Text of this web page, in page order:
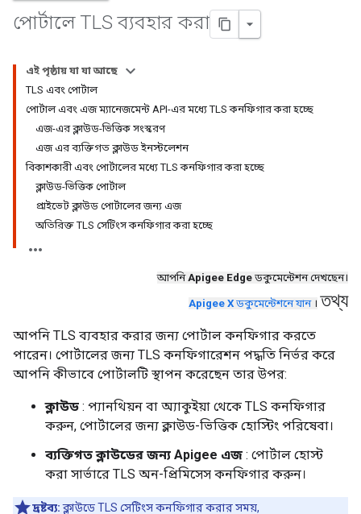
পোর্টালে TLS ব্যবহার করা
এই পৃষ্ঠায় যা যা আছে
TLS এবং পোর্টাল
পোর্টাল এবং এজ ম্যানেজমেন্ট API-এর মধ্যে TLS কনফিগার করা হচ্ছে
এজ-এর ক্লাউড-ভিত্তিক সংস্করণ
এজ এর ব্যক্তিগত ক্লাউড ইনস্টলেশন
বিকাশকারী এবং পোর্টালের মধ্যে TLS কনফিগার করা হচ্ছে
ক্লাউড-ভিত্তিক পোর্টাল
প্রাইভেট ক্লাউড পোর্টালের জন্য এজ
অতিরিক্ত TLS সেটিংস কনফিগার করা হচ্ছে
আপনিApigee Edge ডকুমেন্টেশন দেখছেন।
Apigee X ডকুমেন্টেশনে যান। তথ্য
আপনি TLS ব্যবহার করার জন্য পোর্টাল কনফিগার করতে
পারেন। পোর্টালের জন্য TLS কনফিগারেশন পদ্ধতি নির্ভর করে
আপনি কীভাবে পোর্টালটি স্থাপন করেছেন তার উপর:
ক্লাউড : প্যানথিয়ন বা অ্যাকুইয়া থেকে TLS কনফিগার
করুন, পোর্টালের জন্য ক্লাউড-ভিত্তিক হোস্টিং পরিষেবা।
ব্যক্তিগত ক্লাউডের জন্য Apigee এজ : পোর্টাল হোস্ট
করা সার্ভারে TLS অন-প্রিমিসেস কনফিগার করুন।
দ্রষ্টব্য:ক্লাউডে TLS সেটিংস কনফিগার করার সময়,